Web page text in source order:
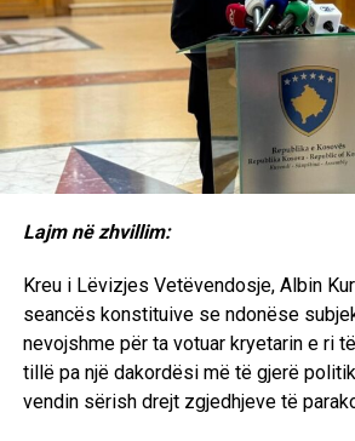
Lajm në zhvillim:
Kreu i Lëvizjes Vetëvendosje, Albin
seancës konstituive se ndonëse
nevojshme për ta votuar kryetarin e ri
tillë pa një dakordësi më të gjerë
vendin sërish drejt zgjedhjeve të